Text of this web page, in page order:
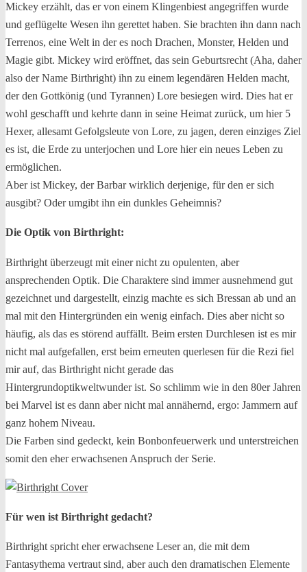
Mickey erzählt, das er von einem Klingenbiest angegriffen wurde
und geflügelte Wesen ihn gerettet haben. Sie brachten ihn dann nach
Terrenos, eine Welt in der es noch Drachen, Monster, Helden und
Magie gibt. Mickey wird eröffnet, das sein Geburtsrecht (Aha, daher
also der Name Birthright) ihn zu einem legendären Helden macht,
der den Gottkönig (und Tyrannen) Lore besiegen wird. Dies hat er
wohl geschafft und kehrte dann in seine Heimat zurück, um hier 5
Hexer, allesamt Gefolgsleute von Lore, zu jagen, deren einziges Ziel
es ist, die Erde zu unterjochen und Lore hier ein neues Leben zu
ermöglichen.
Aber ist Mickey, der Barbar wirklich derjenige, für den er sich
ausgibt? Oder umgibt ihn ein dunkles Geheimnis?
Die Optik von Birthright:
Birthright überzeugt mit einer nicht zu opulenten, aber
ansprechenden Optik. Die Charaktere sind immer ausnehmend gut
gezeichnet und dargestellt, einzig machte es sich Bressan ab und an
mal mit den Hintergründen ein wenig einfach. Dies aber nicht so
häufig, als das es störend auffällt. Beim ersten Durchlesen ist es mir
nicht mal aufgefallen, erst beim erneuten querlesen für die Rezi fiel
mir auf, das Birthright nicht gerade das
Hintergrundoptikweltwunder ist. So schlimm wie in den 80er Jahren
bei Marvel ist es dann aber nicht mal annähernd, ergo: Jammern auf
ganz hohem Niveau.
Die Farben sind gedeckt, kein Bonbonfeuerwerk und unterstreichen
somit den eher erwachsenen Anspruch der Serie.
Für wen ist Birthright gedacht?
Birthright spricht eher erwachsene Leser an, die mit dem
Fantasythema vertraut sind, aber auch den dramatischen Elemente